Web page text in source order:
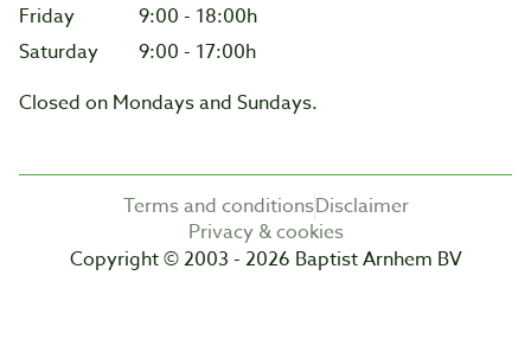
Friday
9:00 - 18:00h
Saturday
9:00 - 17:00h
Closed on Mondays and Sundays.
Terms and conditionsDisclaimer
Privacy & cookies
Copyright © 2003 - 2026 Baptist Arnhem BV